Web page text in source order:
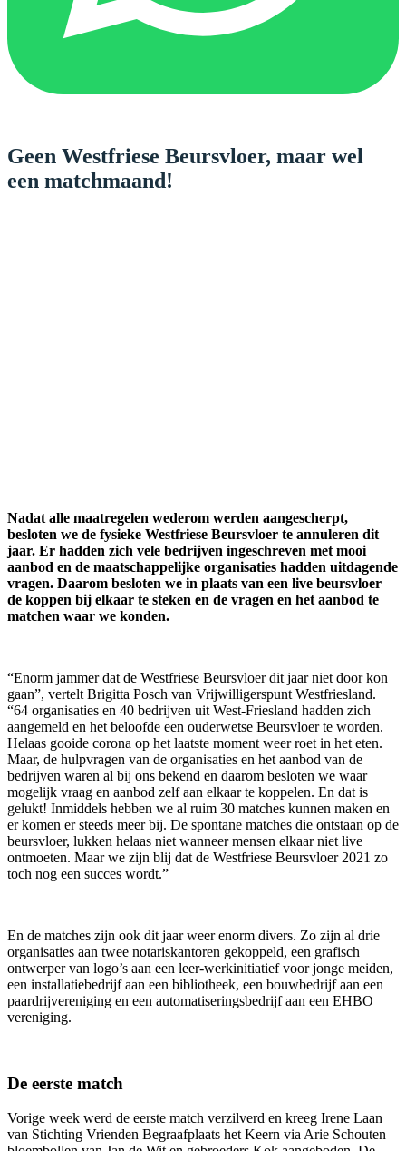
Geen Westfriese Beursvloer, maar wel
een matchmaand!
Nadat alle maatregelen wederom werden aangescherpt,
besloten we de fysieke Westfriese Beursvloer te annuleren dit
jaar. Er hadden zich vele bedrijven ingeschreven met mooi
aanbod en de maatschappelijke organisaties hadden uitdagende
vragen. Daarom besloten we in plaats van een live beursvloer
de koppen bij elkaar te steken en de vragen en het aanbod te
matchen waar we konden.
“Enorm jammer dat de Westfriese Beursvloer dit jaar niet door kon
gaan”, vertelt Brigitta Posch van Vrijwilligerspunt Westfriesland.
“64 organisaties en 40 bedrijven uit West-Friesland hadden zich
aangemeld en het beloofde een ouderwetse Beursvloer te worden.
Helaas gooide corona op het laatste moment weer roet in het eten.
Maar, de hulpvragen van de organisaties en het aanbod van de
bedrijven waren al bij ons bekend en daarom besloten we waar
mogelijk vraag en aanbod zelf aan elkaar te koppelen. En dat is
gelukt! Inmiddels hebben we al ruim 30 matches kunnen maken en
er komen er steeds meer bij. De spontane matches die ontstaan op de
beursvloer, lukken helaas niet wanneer mensen elkaar niet live
ontmoeten. Maar we zijn blij dat de Westfriese Beursvloer 2021 zo
toch nog een succes wordt.”
En de matches zijn ook dit jaar weer enorm divers. Zo zijn al drie
organisaties aan twee notariskantoren gekoppeld, een grafisch
ontwerper van logo’s aan een leer-werkinitiatief voor jonge meiden,
een installatiebedrijf aan een bibliotheek, een bouwbedrijf aan een
paardrijvereniging en een automatiseringsbedrijf aan een EHBO
vereniging.
De eerste match
Vorige week werd de eerste match verzilverd en kreeg Irene Laan
van Stichting Vrienden Begraafplaats het Keern via Arie Schouten